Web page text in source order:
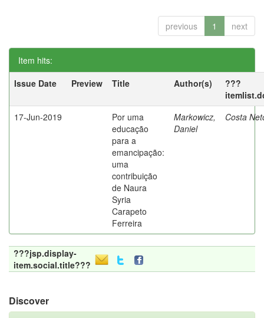
previous 1 next
Item hits:
Issue Date
Preview Title Author(s)
???
17-Jun-2019
Por uma
educação
para a
emancipação:
uma
contribuição
de Naura
Syria
Carapeto
Ferreira
Markowicz,
Daniel
Costa
???jsp.display-
item.social.title???
Discover